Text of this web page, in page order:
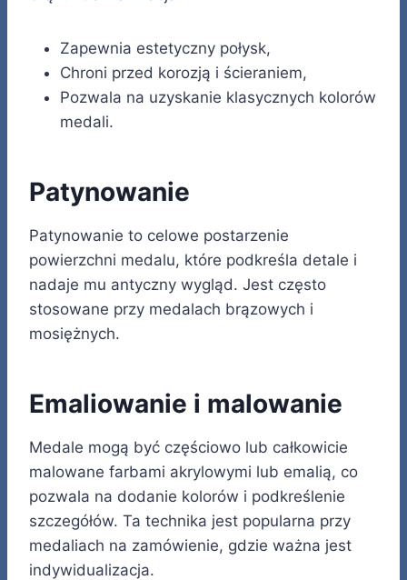
Zapewnia estetyczny połysk,
Chroni przed korozją i ścieraniem,
Pozwala na uzyskanie klasycznych kolorów
medali.
Patynowanie
Patynowanie to celowe postarzenie
powierzchni medalu, które podkreśla detale i
nadaje mu antyczny wygląd. Jest często
stosowane przy medalach brązowych i
mosiężnych.
Emaliowanie i malowanie
Medale mogą być częściowo lub całkowicie
malowane farbami akrylowymi lub emalią, co
pozwala na dodanie kolorów i podkreślenie
szczegółów. Ta technika jest popularna przy
medaliach na zamówienie, gdzie ważna jest
indywidualizacja.